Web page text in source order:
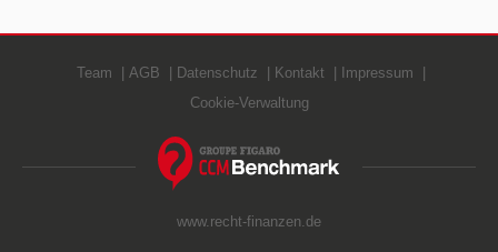
Team AGB Datenschutz Kontakt
Impressum
Cookie-Verwaltung
www.recht-finanzen.de